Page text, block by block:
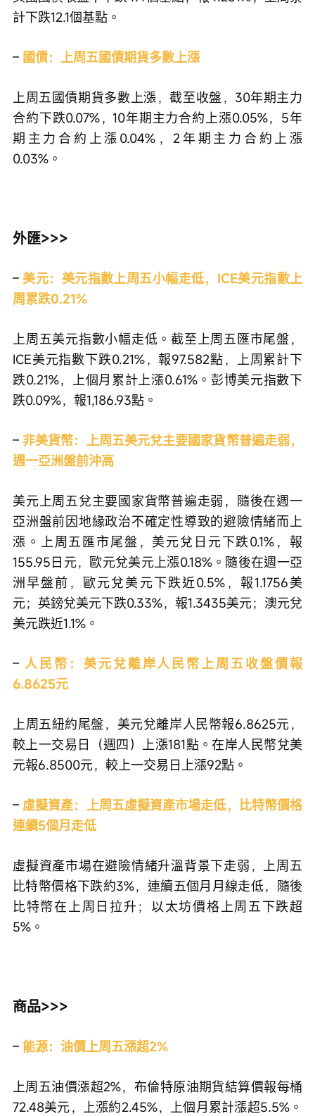
計下跌12.1個基點。
– 國債：上周五國債期貨多數上漲
上周五國債期貨多數上漲，截至收盤，30年期主力
合約下跌0.07%，10年期主力合約上漲0.05%，5年
期主力合約上漲0.04%，2年期主力合約上漲
0.03%。
外匯>>>
– 美元：美元指數上周五小幅走低，ICE美元指數上
周累跌0.21%
上周五美元指數小幅走低。截至上周五匯市尾盤，
ICE美元指數下跌0.21%，報97.582點，上周累計下
跌0.21%，上個月累計上漲0.61%。彭博美元指數下
跌0.09%，報1,186.93點。
– 非美貨幣：上周五美元兌主要國家貨幣普遍走弱，
週一亞洲盤前沖高
美元上周五兌主要國家貨幣普遍走弱，隨後在週一
亞洲盤前因地緣政治不確定性導致的避險情緒而上
漲。上周五匯市尾盤，美元兌日元下跌0.1%，報
155.95日元，歐元兌美元上漲0.18%。隨後在週一亞
洲早盤前，歐元兌美元下跌近0.5%，報1.1756美
元；英鎊兌美元下跌0.33%，報1.3435美元；澳元兌
美元跌近1.1%。
– 人民幣：美元兌離岸人民幣上周五收盤價報
6.8625元
上周五紐約尾盤，美元兌離岸人民幣報6.8625元，
較上一交易日（週四）上漲181點。在岸人民幣兌美
元報6.8500元，較上一交易日上漲92點。
– 虛擬資產：上周五虛擬資產市場走低，比特幣價格
連續5個月走低
虛擬資產市場在避險情緒升溫背景下走弱，上周五
比特幣價格下跌約3%，連續五個月月線走低，隨後
比特幣在上周日拉升；以太坊價格上周五下跌超
5%。
商品>>>
– 能源：油價上周五漲超2%
上周五油價漲超2%，布倫特原油期貨結算價報每桶
72.48美元，上漲約2.45%，上個月累計漲超5.5%。